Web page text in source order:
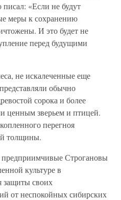
«Если не будут
меры к сохранению
И это будет не
перед будущими
не искалеченные еще
обычно
сорока и более
ценным зверьем и птицей.
перегноя
толщины.
предприимчивые Строгановы
культуре в
защиты своих
от неспокойных сибирских